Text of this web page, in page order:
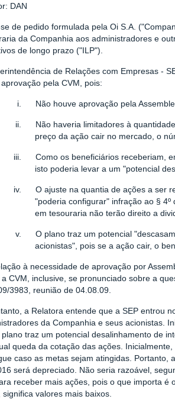
DAN
de pedido formulada pela Oi S.A.
da Companhia aos administradores e
de longo prazo ("ILP").
de Relações com Empresas -
pela CVM, pois:
i. Não houve aprovação pela
ii.
Não haveria limitadores à
preço da ação cair no mercado, o
iii.
Como os beneficiários receberiam,
isto poderia levar a um "potencial
iv.
O ajuste na quantia de ações a ser
"poderia configurar" infração ao §
em tesouraria não terão direito a
v.
O plano traz um potencial
acionistas", pois se a ação cair, o
à necessidade de aprovação por
CVM, inclusive, se pronunciado sobre a
3983, reunião de 04.08.09.
a Relatora entende que a SEP entrou
da Companhia e seus acionistas.
traz um potencial desalinhamento de
queda da cotação das ações.
caso as metas sejam atingidas. Portanto,
será depreciado. Não seria razoável,
receber mais ações, pois o que importa é
significa valores mais baixos.